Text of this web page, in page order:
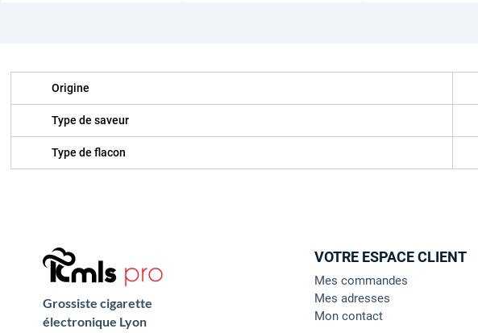
Origine
Type de saveur
Type de flacon
Grossiste cigarette
électronique Lyon
VOTRE ESPACE CLIENT
Mes commandes
Mes adresses
Mon contact